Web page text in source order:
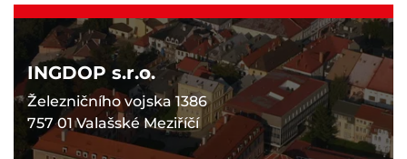
INGDOP s.r.o.
Železničního vojska 1386
757 01 Valašské Meziříčí